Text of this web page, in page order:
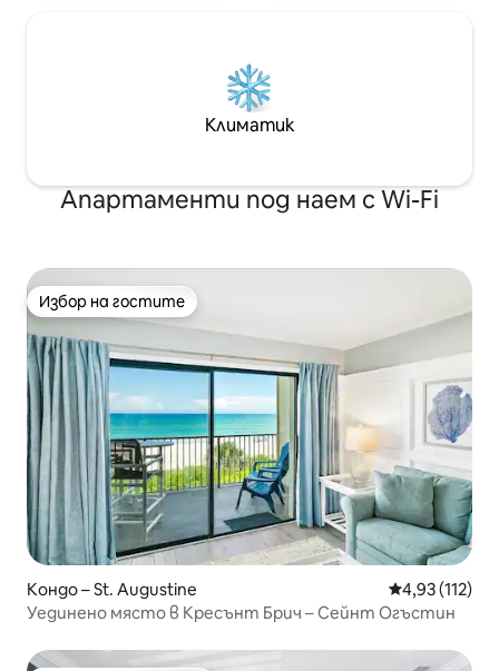
Климатик
Апартаменти под наем с Wi-Fi
Избор на гостите
Избор на гостите
Кондо – St. Augustine Средна
4,93 (112)
Уединено място в Кресънт Брич – Сейнт Огъстин